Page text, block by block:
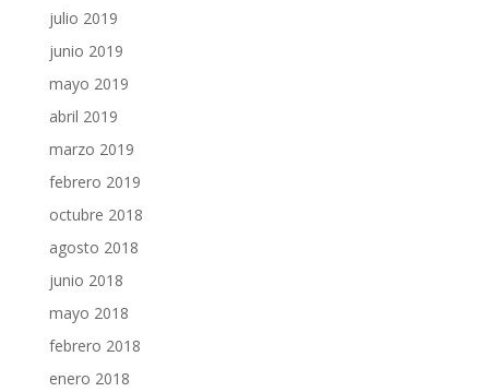
julio 2019
junio 2019
mayo 2019
abril 2019
marzo 2019
febrero 2019
octubre 2018
agosto 2018
junio 2018
mayo 2018
febrero 2018
enero 2018